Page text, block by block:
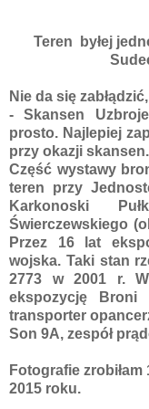
Teren byłej
Nie da się
- Skansen
prosto. Najlepiej
przy okazji skansen.
Część wystawy
teren przy
Karkonoski
Świerczewskiego
Przez 16 lat
wojska. Taki stan
2773 w 2001 r.
ekspozycję Broni
transporter
Son 9A, zespół
Fotografie zrobiłam
2015 roku.